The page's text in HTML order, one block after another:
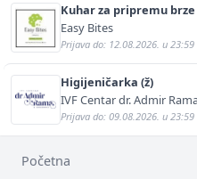
Kuhar za pripremu
Easy Bites
Prijava do: 12.08.2026. u 23:59
Higijeničarka (ž)
IVF Centar dr. Admir
Prijava do: 09.08.2026. u 23:59
Početna